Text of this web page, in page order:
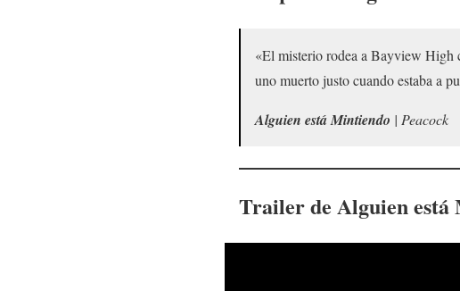
«El misterio rodea a Bayview High
uno muerto justo cuando estaba a
Alguien está Mintiendo | Peacock
Trailer de Alguien